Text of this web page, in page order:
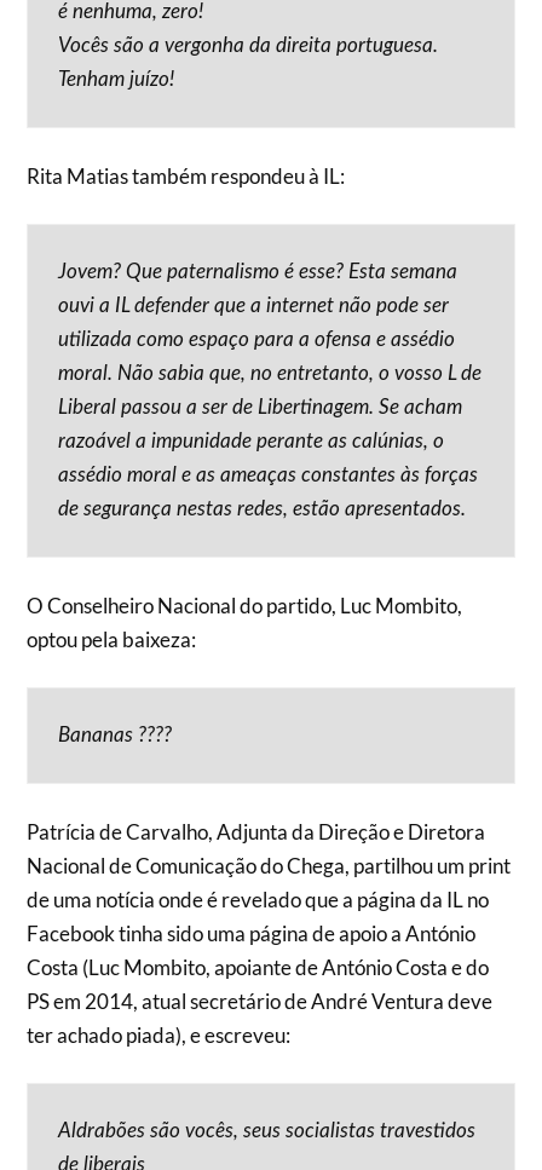
é nenhuma, zero!
Vocês são a vergonha da direita portuguesa.
Tenham juízo!
Rita Matias também respondeu à IL:
Jovem? Que paternalismo é esse? Esta semana
ouvi a IL defender que a internet não pode ser
utilizada como espaço para a ofensa e assédio
moral. Não sabia que, no entretanto, o vosso L de
Liberal passou a ser de Libertinagem. Se acham
razoável a impunidade perante as calúnias, o
assédio moral e as ameaças constantes às forças
de segurança nestas redes, estão apresentados.
O Conselheiro Nacional do partido, Luc Mombito,
optou pela baixeza:
Bananas ????
Patrícia de Carvalho, Adjunta da Direção e Diretora
Nacional de Comunicação do Chega, partilhou um print
de uma notícia onde é revelado que a página da IL no
Facebook tinha sido uma página de apoio a António
Costa (Luc Mombito, apoiante de António Costa e do
PS em 2014, atual secretário de André Ventura deve
ter achado piada), e escreveu:
Aldrabões são vocês, seus socialistas travestidos
de liberais